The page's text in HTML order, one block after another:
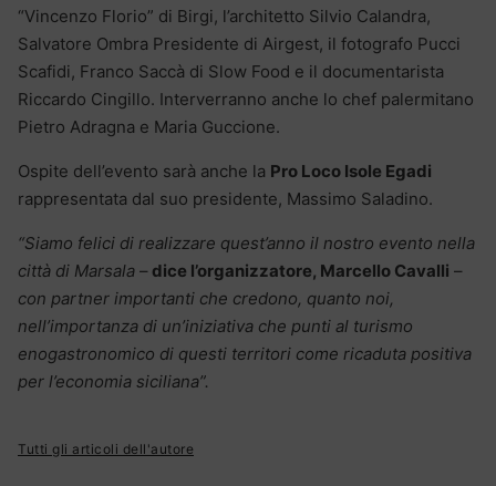
“Vincenzo Florio” di Birgi, l’architetto Silvio Calandra,
Salvatore Ombra Presidente di Airgest, il fotografo Pucci
Scafidi, Franco Saccà di Slow Food e il documentarista
Riccardo Cingillo. Interverranno anche lo chef palermitano
Pietro Adragna e Maria Guccione.
Ospite dell’evento sarà anche la Pro Loco Isole Egadi
rappresentata dal suo presidente, Massimo Saladino.
“Siamo felici di realizzare quest’anno il nostro evento nella
città di Marsala – dice l’organizzatore, Marcello Cavalli –
con partner importanti che credono, quanto noi,
nell’importanza di un’iniziativa che punti al turismo
enogastronomico di questi territori come ricaduta positiva
per l’economia siciliana”.
Tutti gli articoli dell'autore